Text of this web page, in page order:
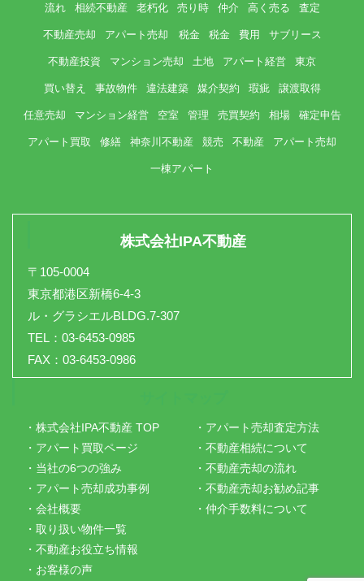
流れ 相続不動産 老朽化 売り時 仲介 高く売る 査定
不動産売却 アパート売却 税金 税金 費用 サブリース
不動産投資 マンション売却 土地 アパート経営 東京
買い替え 事故物件 違法建築 媒介契約 瑕疵 譲渡取得
任意売却 マンション経営 空室 管理 売買契約 相場 確定申告
アパート買取 修繕 神奈川不動産 競売 不動産 アパート売却
一棟アパート
株式会社IPA不動産
〒105-0004
東京都港区新橋6-4-3
ル・グラシエルBLDG.7-307
TEL：03-6453-0985
FAX：03-6453-0986
・株式会社IPA不動産 TOP
・アパート買取ページ
・当社の6つの強み
・アパート売却成功事例
・会社概要
・アパート売却査定方法
・不動産相続について
・不動産売却の流れ
・不動産売却お勧め記事
・仲介手数料について
・取り扱い物件一覧
・不動産お役立ち情報
・お客様の声